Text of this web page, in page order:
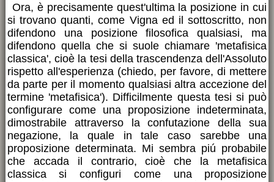
Ora, è precisamente quest'ultima la posizione in cui
si trovano quanti, come Vigna ed il sottoscritto, non
difendono una posizione filosofica qualsiasi, ma
difendono quella che si suole chiamare 'metafisica
classica', cioè la tesi della trascendenza dell'Assoluto
rispetto all'esperienza (chiedo, per favore, di mettere
da parte per il momento qualsiasi altra accezione del
termine 'metafisica'). Difficilmente questa tesi si può
configurare come una proposizione indeterminata,
dimostrabile attraverso la confutazione della sua
negazione, la quale in tale caso sarebbe una
proposizione determinata. Mi sembra piú probabile
che accada il contrario, cioè che la metafisica
classica si configuri come una proposizione